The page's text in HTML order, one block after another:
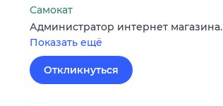
Самокат
Администратор интернет магазина.
Показать ещё
Откликнуться